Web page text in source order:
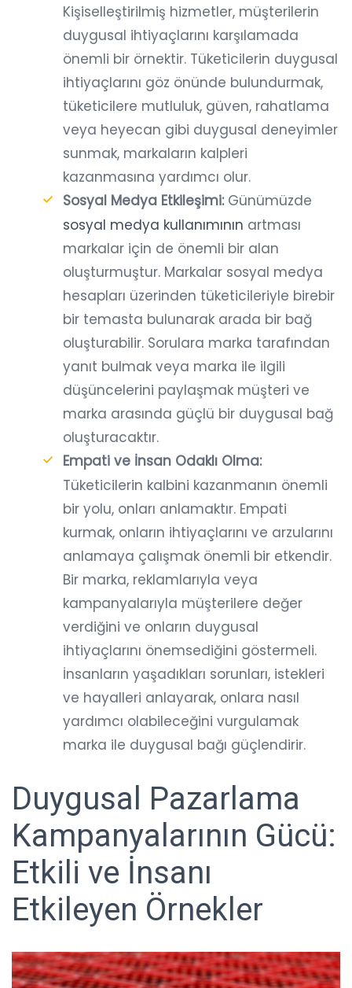
Kişiselleştirilmiş hizmetler, müşterilerin
duygusal ihtiyaçlarını karşılamada
önemli bir örnektir. Tüketicilerin duygusal
ihtiyaçlarını göz önünde bulundurmak,
tüketicilere mutluluk, güven, rahatlama
veya heyecan gibi duygusal deneyimler
sunmak, markaların kalpleri
kazanmasına yardımcı olur.
Sosyal Medya Etkileşimi:Günümüzde
sosyal medya kullanımının artması
markalar için de önemli bir alan
oluşturmuştur. Markalar sosyal medya
hesapları üzerinden tüketicileriyle birebir
bir temasta bulunarak arada bir bağ
oluşturabilir. Sorulara marka tarafından
yanıt bulmak veya marka ile ilgili
düşüncelerini paylaşmak müşteri ve
marka arasında güçlü bir duygusal bağ
oluşturacaktır.
Empati ve İnsan Odaklı Olma:
Tüketicilerin kalbini kazanmanın önemli
bir yolu, onları anlamaktır. Empati
kurmak, onların ihtiyaçlarını ve arzularını
anlamaya çalışmak önemli bir etkendir.
Bir marka, reklamlarıyla veya
kampanyalarıyla müşterilere değer
verdiğini ve onların duygusal
ihtiyaçlarını önemsediğini göstermeli.
İnsanların yaşadıkları sorunları, istekleri
ve hayalleri anlayarak, onlara nasıl
yardımcı olabileceğini vurgulamak
marka ile duygusal bağı güçlendirir.
Duygusal Pazarlama
Kampanyalarının Gücü:
Etkili ve İnsanı
Etkileyen Örnekler